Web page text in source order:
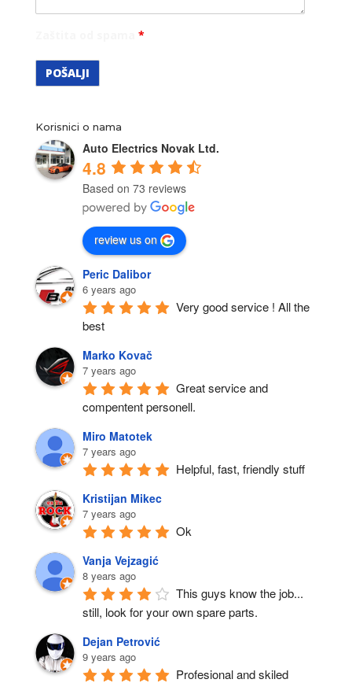
*
Korisnici o nama
Auto Electrics Novak Ltd.
4.8
Based on 73 reviews
review us on
Peric Dalibor
6 years ago
Very good service ! All the
best
Marko Kovač
7 years ago
Great service and
compentent personell.
Miro Matotek
7 years ago
Helpful, fast, friendly stuff
Kristijan Mikec
7 years ago
Ok
Vanja Vejzagić
8 years ago
This guys know the job...
still, look for your own spare parts.
Dejan Petrović
9 years ago
Profesional and skiled